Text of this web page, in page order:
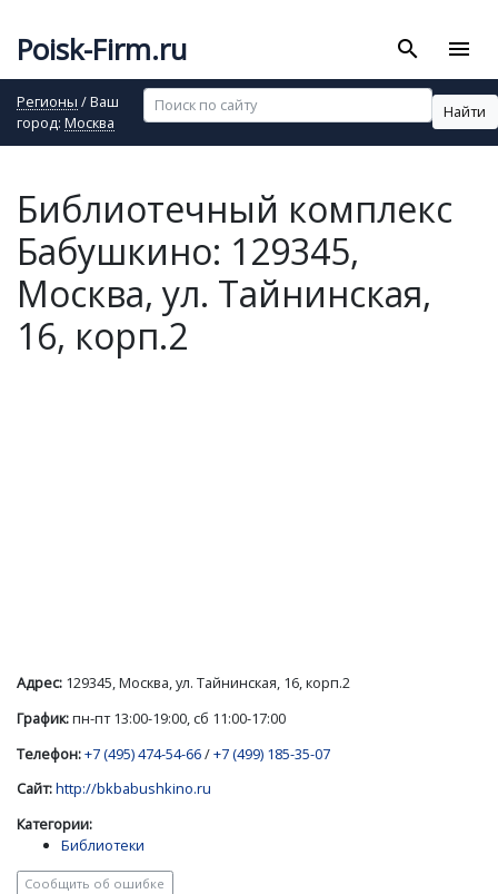
Poisk-Firm.ru search menu
Регионы / Ваш
город: Москва
Найти
Библиотечный комплекс
Бабушкино: 129345,
Москва, ул. Тайнинская,
16, корп.2
Адрес: 129345, Москва, ул. Тайнинская, 16, корп.2
График:пн-пт 13:00-19:00, сб 11:00-17:00
Телефон:+7 (495) 474-54-66/+7 (499) 185-35-07
Сайт:http://bkbabushkino.ru
Категории:
Библиотеки
Сообщить об ошибке